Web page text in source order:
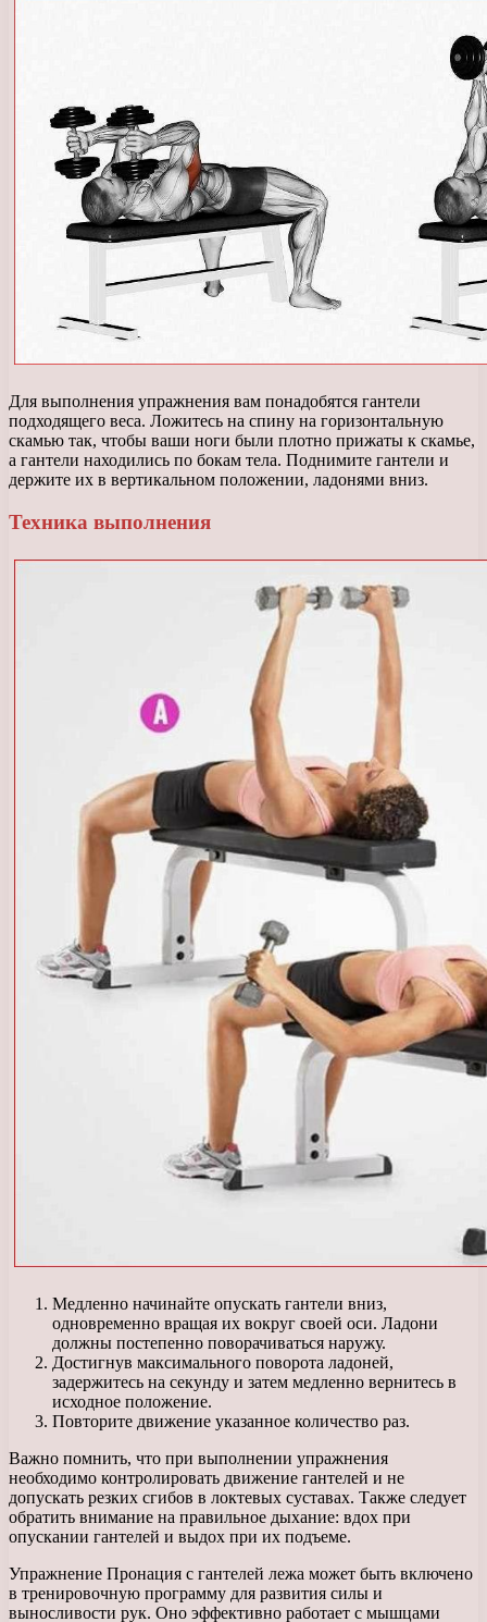
Для выполнения упражнения вам понадобятся гантели
подходящего веса. Ложитесь на спину на горизонтальную
скамью так, чтобы ваши ноги были плотно прижаты к скамье,
а гантели находились по бокам тела. Поднимите гантели и
держите их в вертикальном положении, ладонями вниз.
Техника выполнения
Медленно начинайте опускать гантели вниз,
одновременно вращая их вокруг своей оси. Ладони
должны постепенно поворачиваться наружу.
Достигнув максимального поворота ладоней,
задержитесь на секунду и затем медленно вернитесь в
исходное положение.
Повторите движение указанное количество раз.
Важно помнить, что при выполнении упражнения
необходимо контролировать движение гантелей и не
допускать резких сгибов в локтевых суставах. Также следует
обратить внимание на правильное дыхание: вдох при
опускании гантелей и выдох при их подъеме.
Упражнение Пронация с гантелей лежа может быть включено
в тренировочную программу для развития силы и
выносливости рук. Оно эффективно работает с мышцами